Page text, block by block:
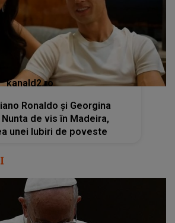
kanald2.ro
Ronaldo și Georgina
de vis în Madeira,
unei Iubiri de poveste